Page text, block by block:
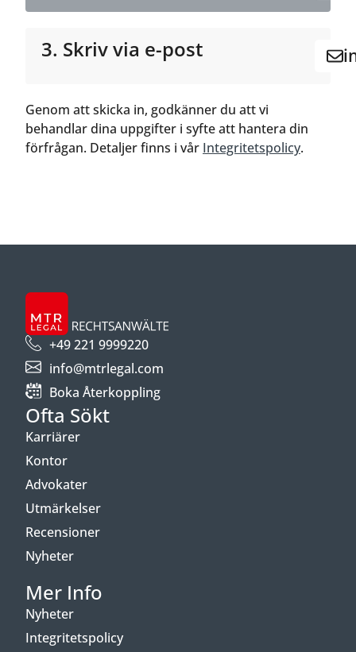
3. Skriv via e-post
Genom att skicka in, godkänner du att vi
behandlar dina uppgifter i syfte att hantera din
förfrågan. Detaljer finns i vår Integritetspolicy.
+49 221 9999220
info@mtrlegal.com
Boka Återkoppling
Ofta Sökt
Karriärer
Kontor
Advokater
Utmärkelser
Recensioner
Nyheter
Mer Info
Nyheter
Integritetspolicy